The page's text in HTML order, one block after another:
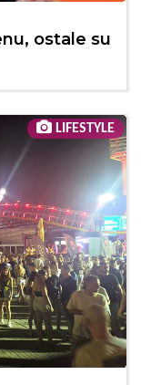
ostale su
LIFESTYLE